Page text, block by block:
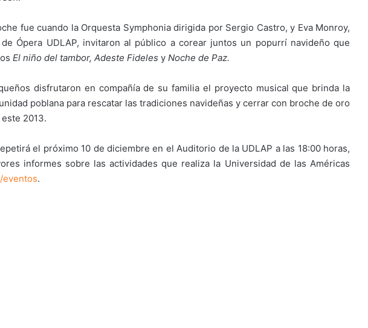
fue cuando la Orquesta Symphonia dirigida por Sergio Castro, y Eva Monroy,
Ópera UDLAP, invitaron al público a corear juntos un popurrí navideño que
El niño del tambor, Adeste Fideles y Noche de Paz.
disfrutaron en compañía de su familia el proyecto musical que brinda la
poblana para rescatar las tradiciones navideñas y cerrar con broche de oro
2013.
el próximo 10 de diciembre en el Auditorio de la UDLAP a las 18:00 horas,
informes sobre las actividades que realiza la Universidad de las Américas
eventos.